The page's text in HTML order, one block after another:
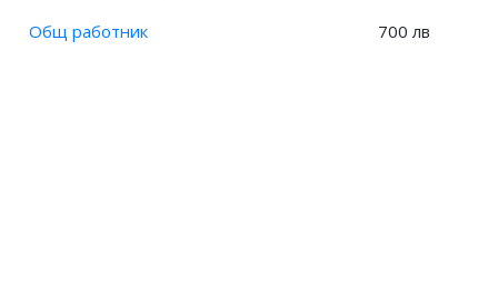
Заплата на Главен технолог, ядрен енергиен блок?
Общ работник 700 лв